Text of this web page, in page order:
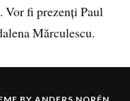
Vor fi prezenți Paul
Mărculescu.